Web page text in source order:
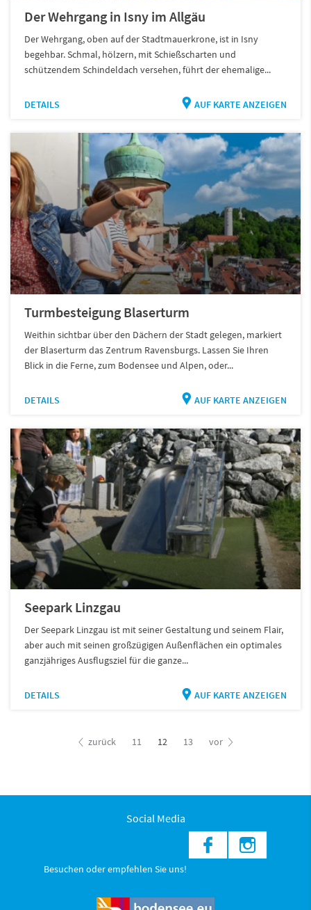
Der Wehrgang in Isny im Allgäu
Der Wehrgang, oben auf der Stadtmauerkrone, ist in Isny
begehbar. Schmal, hölzern, mit Schießscharten und
schützendem Schindeldach versehen, führt der ehemalige...
DETAILS AUF KARTE ANZEIGEN
Turmbesteigung Blaserturm
Weithin sichtbar über den Dächern der Stadt gelegen, markiert
der Blaserturm das Zentrum Ravensburgs. Lassen Sie Ihren
Blick in die Ferne, zum Bodensee und Alpen, oder...
DETAILS AUF KARTE ANZEIGEN
Seepark Linzgau
Der Seepark Linzgau ist mit seiner Gestaltung und seinem Flair,
aber auch mit seinen großzügigen Außenflächen ein optimales
ganzjähriges Ausflugsziel für die ganze...
DETAILS AUF KARTE ANZEIGEN
zurück 11 12 13 vor
Social Media
Besuchen oder empfehlen Sie uns!